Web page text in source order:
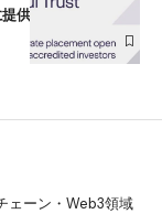
供開始
ェーン・Web3領域